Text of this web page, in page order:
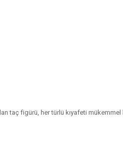
taç figürü, her türlü kıyafeti